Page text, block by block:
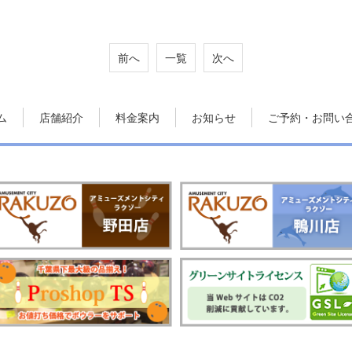
前へ 一覧 次へ
店舗紹介 料金案内 お知らせ ご予約・お問い